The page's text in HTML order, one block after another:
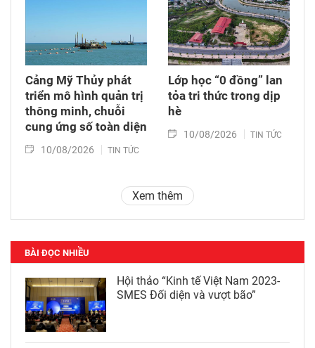
Cảng Mỹ Thủy phát
triển mô hình quản trị
thông minh, chuỗi
cung ứng số toàn diện
10/08/2026 TIN TỨC
Lớp học “0 đồng” lan
tỏa tri thức trong dịp
hè
10/08/2026 TIN TỨC
Xem thêm
BÀI ĐỌC NHIỀU
Hội thảo “Kinh tế Việt Nam 2023-
SMES Đối diện và vượt bão”